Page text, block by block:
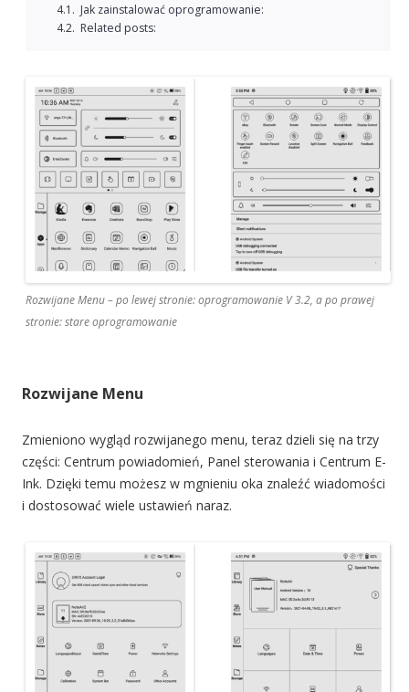
Jak zainstalować oprogramowanie:
Related posts:
Rozwijane Menu – po lewej stronie: oprogramowanie V 3.2, a po prawej
stronie: stare oprogramowanie
Rozwijane Menu
Zmieniono wygląd rozwijanego menu, teraz dzieli się na trzy
części: Centrum powiadomień, Panel sterowania i Centrum E-
Ink. Dzięki temu możesz w mgnieniu oka znaleźć wiadomości
i dostosować wiele ustawień naraz.